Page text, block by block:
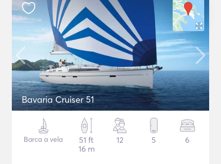
Bavaria Cruiser 51
Barca a vela
51 ft
16 m
12 5 6